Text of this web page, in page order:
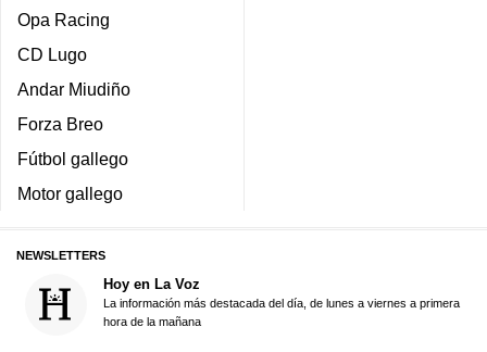
Opa Racing
CD Lugo
Andar Miudiño
Forza Breo
Fútbol gallego
Motor gallego
NEWSLETTERS
Hoy en La Voz
La información más destacada del día, de lunes a viernes a primera
hora de la mañana